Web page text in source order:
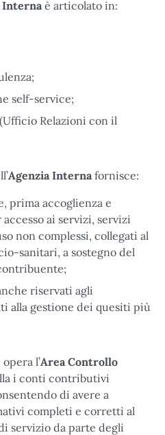
Interna è articolato in:
self-service;
Relazioni con il
Agenzia Interna fornisce:
prima accoglienza e
ai servizi, servizi
non complessi, collegati al
sanitari, a sostegno del
riservati agli
alla gestione dei quesiti più
opera l’Area Controllo
i conti contributivi
di avere a
completi e corretti al
servizio da parte degli